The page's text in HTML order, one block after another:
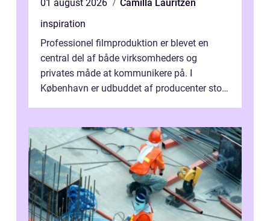
01 august 2026
Camilla Lauritzen
inspiration
Professionel filmproduktion er blevet en
central del af både virksomheders og
privates måde at kommunikere på. I
København er udbuddet af producenter stort,